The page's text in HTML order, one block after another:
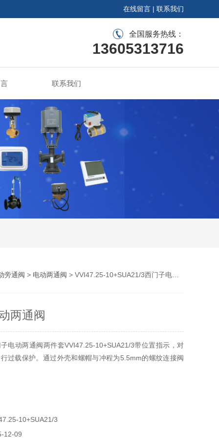
在线留言 | 联系我们
全国服务热线：
13605313716
联系我们
旁通阀 > 电动两通阀 > VVI47.25-10+SUA21/3西门子电动两通阀
两通阀
电动两通阀两件套VVI47.25-10+SUA21/3带位置指示，对
过载保护。通过外壳和螺帽与冲程为5.5mm的螺纹连接阀
10+SUA21/3
12-09